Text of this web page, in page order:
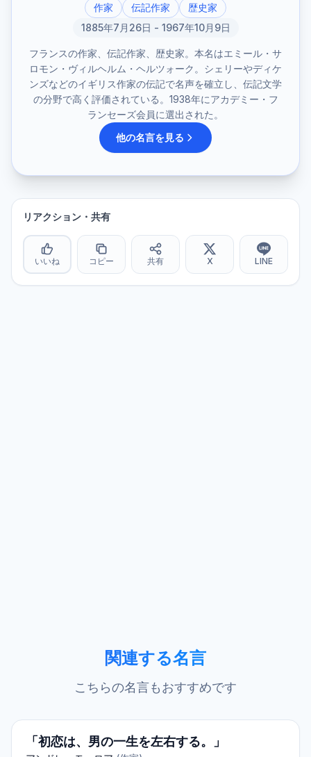
作家 伝記作家
歴史家
1885年7月26日 - 1967年10月9日
フランスの作家、伝記作家、歴史家。本名はエミール・サ
ロモン・ヴィルヘルム・ヘルツォーク。シェリーやディケ
ンズなどのイギリス作家の伝記で名声を確立し、伝記文学
の分野で高く評価されている。1938年にアカデミー・フ
ランセーズ会員に選出された。
他の名言を見る
リアクション・共有
いいね コピー 共有 X LINE
関連する名言
こちらの名言もおすすめです
「初恋は、男の一生を左右する。」